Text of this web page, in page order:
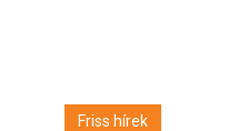
Friss hírek